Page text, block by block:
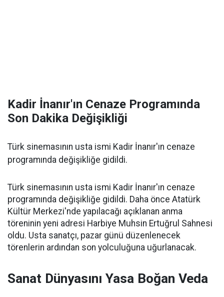
Kadir İnanır'ın Cenaze Programında
Son Dakika Değişikliği
Türk sinemasının usta ismi Kadir İnanır'ın cenaze
programında değişikliğe gidildi.
Türk sinemasının usta ismi Kadir İnanır'ın cenaze
programında değişikliğe gidildi. Daha önce Atatürk
Kültür Merkezi'nde yapılacağı açıklanan anma
töreninin yeni adresi Harbiye Muhsin Ertuğrul Sahnesi
oldu. Usta sanatçı, pazar günü düzenlenecek
törenlerin ardından son yolculuğuna uğurlanacak.
Sanat Dünyasını Yasa Boğan Veda